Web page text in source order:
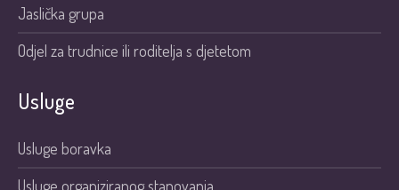
Jaslička grupa
Odjel za trudnice ili roditelja s djetetom
Usluge
Usluge boravka
Usluge organiziranog stanovanja